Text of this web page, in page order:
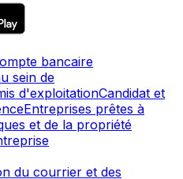
bancaire
sein de
d'exploitationCandidat et
Entreprises prêtes à
et de la propriété
du courrier et des